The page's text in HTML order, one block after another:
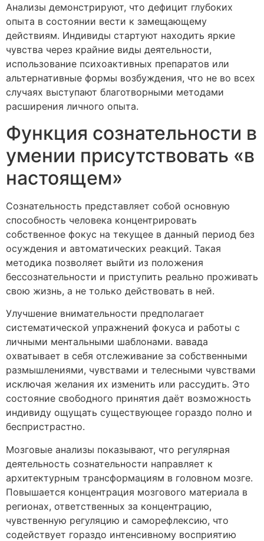
Анализы демонстрируют, что дефицит глубоких
опыта в состоянии вести к замещающему
действиям. Индивиды стартуют находить яркие
чувства через крайние виды деятельности,
использование психоактивных препаратов или
альтернативные формы возбуждения, что не во всех
случаях выступают благотворными методами
расширения личного опыта.
Функция сознательности в
умении присутствовать «в
настоящем»
Сознательность представляет собой основную
способность человека концентрировать
собственное фокус на текущее в данный период без
осуждения и автоматических реакций. Такая
методика позволяет выйти из положения
бессознательности и приступить реально проживать
свою жизнь, а не только действовать в ней.
Улучшение внимательности предполагает
систематической упражнений фокуса и работы с
личными ментальными шаблонами. вавада
охватывает в себя отслеживание за собственными
размышлениями, чувствами и телесными чувствами
исключая желания их изменить или рассудить. Это
состояние свободного принятия даёт возможность
индивиду ощущать существующее гораздо полно и
беспристрастно.
Мозговые анализы показывают, что регулярная
деятельность сознательности направляет к
архитектурным трансформациям в головном мозге.
Повышается концентрация мозгового материала в
регионах, ответственных за концентрацию,
чувственную регуляцию и саморефлексию, что
содействует гораздо интенсивному восприятию